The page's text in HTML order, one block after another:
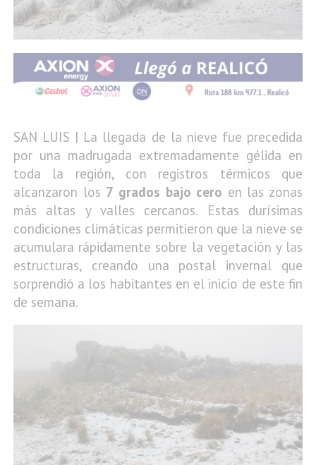
SAN LUIS | La llegada de la nieve fue precedida
por una madrugada extremadamente gélida en
toda la región, con registros térmicos que
alcanzaron los 7 grados bajo cero en las zonas
más altas y valles cercanos. Estas durísimas
condiciones climáticas permitieron que la nieve se
acumulara rápidamente sobre la vegetación y las
estructuras, creando una postal invernal que
sorprendió a los habitantes en el inicio de este fin
de semana.